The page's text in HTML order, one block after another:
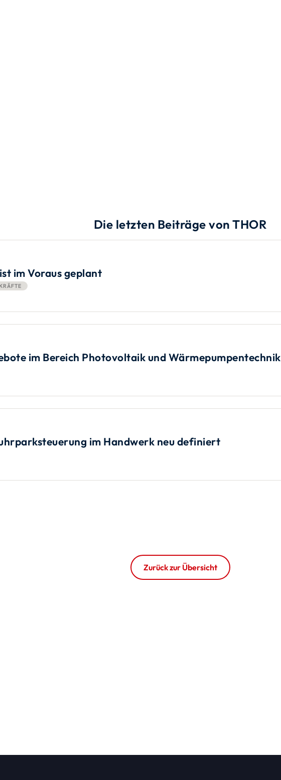
Die letzten Beiträge von THOR
im Voraus geplant
im Bereich Photovoltaik und Wärmepumpentechnik
im Handwerk neu definiert
Zurück zur Übersicht